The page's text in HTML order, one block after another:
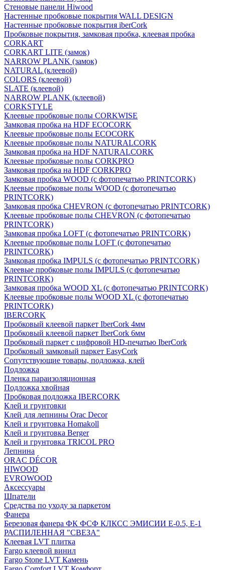
Стеновые панели Hiwood
Настенные пробковые покрытия WALL DESIGN
Настенные пробковые покрытия iberCork
Пробковые покрытия, замковая пробка, клеевая пробка
CORKART
CORKART LITE (замок)
NARROW PLANK (замок)
NATURAL (клеевой)
COLORS (клеевой)
SLATE (клеевой)
NARROW PLANK (клеевой)
CORKSTYLE
Клеевые пробковые полы CORKWISE
Замковая пробка на HDF ECOCORK
Клеевые пробковые полы ECOCORK
Клеевые пробковые полы NATURALCORK
Замковая пробка на HDF NATURALCORK
Клеевые пробковые полы CORKPRO
Замковая пробка на HDF CORKPRO
Замковая пробка WOOD (с фотопечатью PRINTCORK)
Клеевые пробковые полы WOOD (с фотопечатью
PRINTCORK)
Замковая пробка CHEVRON (с фотопечатью PRINTCORK)
Клеевые пробковые полы CHEVRON (с фотопечатью
PRINTCORK)
Замковая пробка LOFT (с фотопечатью PRINTCORK)
Клеевые пробковые полы LOFT (с фотопечатью
PRINTCORK)
Замковая пробка IMPULS (с фотопечатью PRINTCORK)
Клеевые пробковые полы IMPULS (с фотопечатью
PRINTCORK)
Замковая пробка WOOD XL (с фотопечатью PRINTCORK)
Клеевые пробковые полы WOOD XL (с фотопечатью
PRINTCORK)
IBERCORK
Пробковый клеевой паркет IberCork 4мм
Пробковый клеевой паркет IberCork 6мм
Пробковый паркет с цифровой HD-печатью IberCork
Пробковый замковый паркет EasyCork
Сопутствующие товары, подложка, клей
Подложка
Пленка параизоляционная
Подложка хвойная
Пробковая подложка IBERCORK
Клей и грунтовки
Клей для лепнины Orac Decor
Клей и грунтовка Homakoll
Клей и грунтовка Berger
Клей и грунтовка TRICOL PRO
Лепнина
ORAC DÉCOR
HIWOOD
EVROWOOD
Аксессуары
Шпатели
Средства по уходу за паркетом
Фанера
Березовая фанера ФК ФСФ КЛКСС ЭМИСИИ Е-0.5, Е-1
РАСПИЛЕННАЯ "СВЕЗА"
Клеевая LVT плитка
Fargo клеевой винил
Fargo Stone LVT Камень